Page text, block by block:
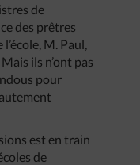
de
des prêtres
M. Paul,
ils n’ont pas
pour
est en train
de